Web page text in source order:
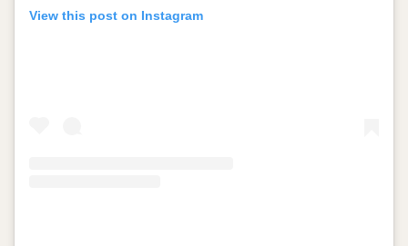
View this post on Instagram